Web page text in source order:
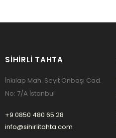
SIHIRLI TAHTA
İnkılap Mah. Seyit Onbaşı Cad.
No: 7/A İstanbul
+9 0850 480 65 28
info@sihirlitahta.com